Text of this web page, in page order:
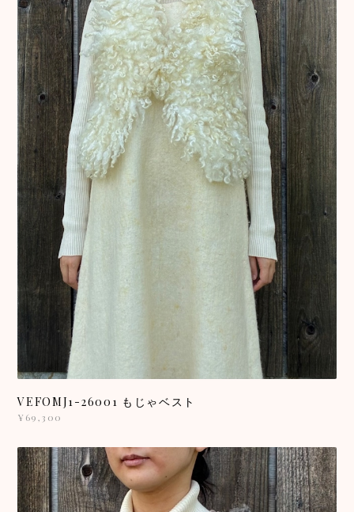
VEFOMJ1-26001 もじゃベスト
¥69,300